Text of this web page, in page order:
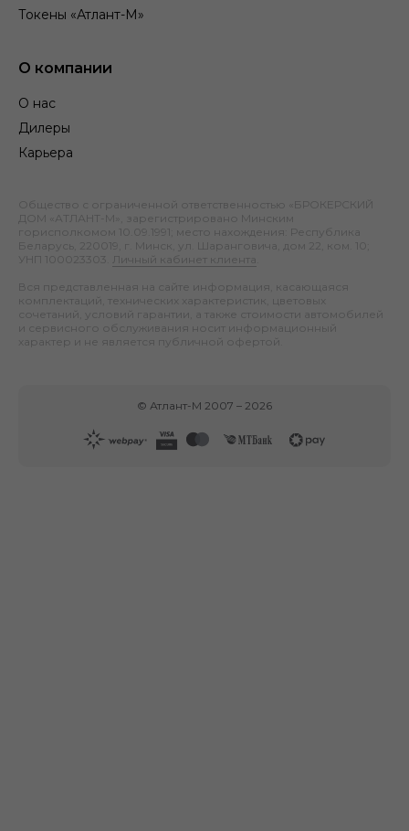
Токены «Атлант-М»
О компании
О нас
Дилеры
Карьера
Общество с ограниченной ответственностью «БРОКЕРСКИЙ
ДОМ «АТЛАНТ-М», зарегистрировано Минским
горисполкомом 10.09.1991; место нахождения: Республика
Беларусь, 220019, г. Минск, ул. Шаранговича, дом 22, ком. 10;
УНП 100023303.
Личный кабинет клиента
Вся представленная на сайте информация, касающаяся
комплектаций, технических характеристик, цветовых
сочетаний, условий гарантии, а также стоимости автомобилей
и сервисного обслуживания носит информационный
характер и не является публичной офертой.
© Атлант-М 2007 – 2026